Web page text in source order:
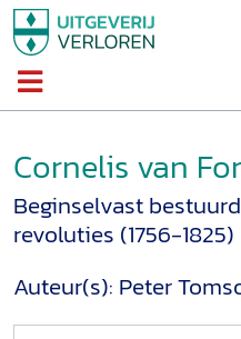
Cornelis van
Beginselvast
revoluties (1756-1825)
Auteur(s): Peter